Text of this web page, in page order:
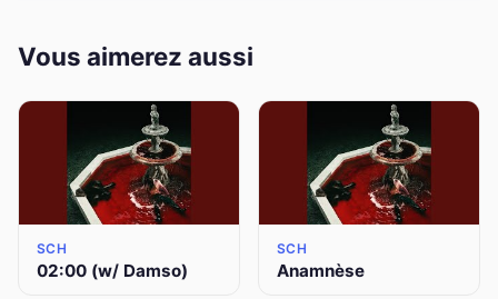
Vous aimerez aussi
SCH
02:00 (w/ Damso)
SCH
Anamnèse